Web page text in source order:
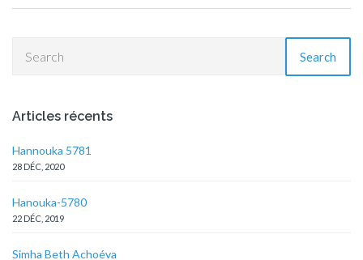
Search
Articles récents
Hannouka 5781
28 DÉC, 2020
Hanouka-5780
22 DÉC, 2019
Simha Beth Achoéva